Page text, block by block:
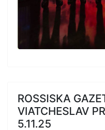
ROSSISKA
VIATCHESLAV
5.11.25